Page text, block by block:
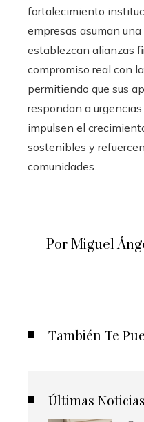
fortalecimiento
empresas asuman
establezcan alianzas
compromiso real con
permitiendo que sus
respondan a
impulsen el
sostenibles y
comunidades.
Por Miguel
También Te
Últimas Noticias